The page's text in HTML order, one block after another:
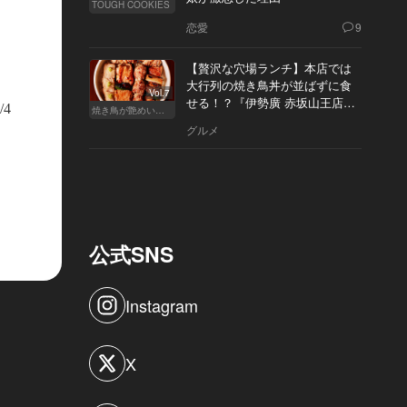
4
TOUGH COOKIES
恋愛 9
Vol.7
焼き鳥が艶めいてきた
【贅沢な穴場ランチ】本店では
大行列の焼き鳥丼が並ばずに食
せる！？『伊勢廣 赤坂山王店』
グルメ
公式SNS
Instagram
X